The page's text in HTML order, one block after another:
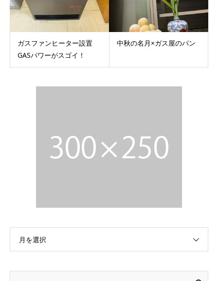
ガスファンヒーター設置
GASパワーがスゴイ！
中秋の名月×ガス屋のパン
月を選択